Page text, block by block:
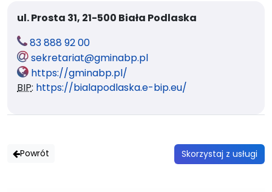
ul. Prosta 31, 21-500 Biała Podlaska
t
e
l
.
83 888 92 00
e
-
m
i
sekretariat@gminabp.pl
w
w
:
https://gminabp.pl/
BIP: https://bialapodlaska.e-bip.eu/
Skorzystaj z usługi
Powrót